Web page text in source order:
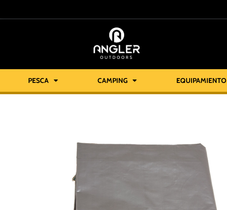
PESCA CAMPING EQUIPAMIENTO